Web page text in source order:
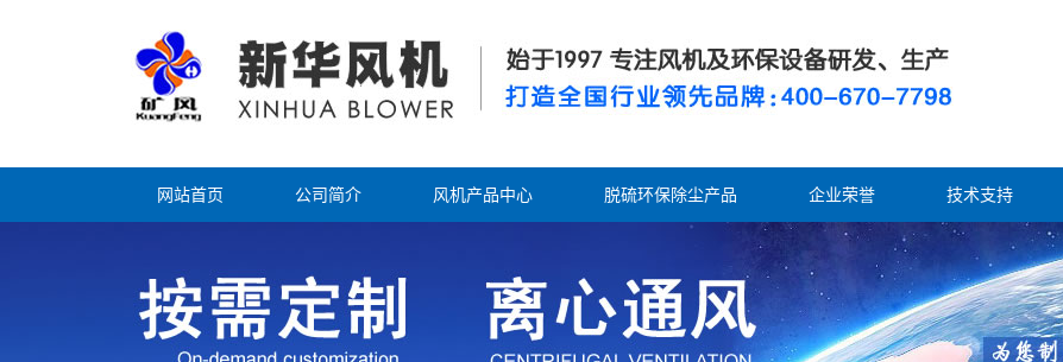
网站首页 公司简介 风机产品中心 脱硫环保除尘产品 企业荣誉 技术支持